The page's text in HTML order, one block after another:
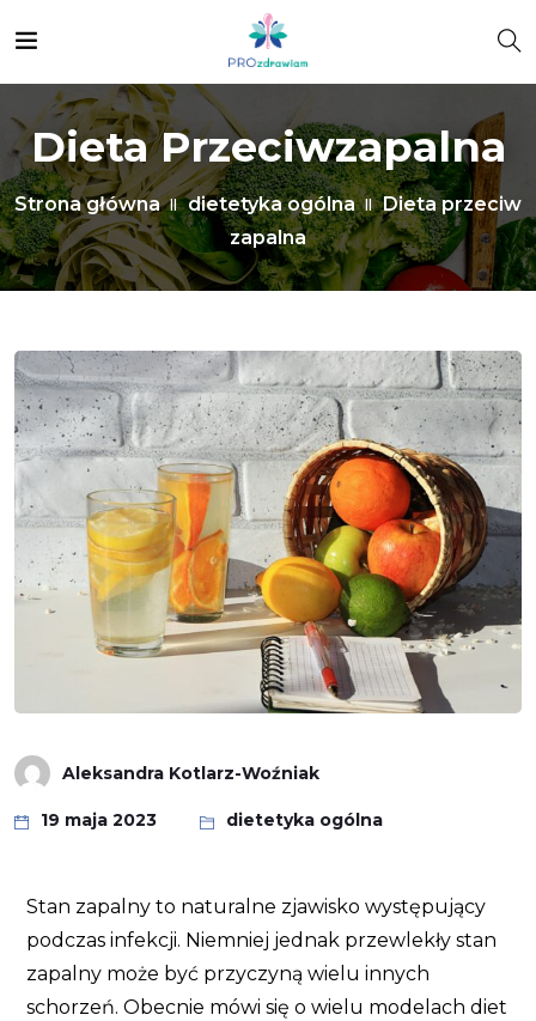
Dieta Przeciwzapalna
Strona główna dietetyka ogólna
Dieta przeciw
zapalna
Aleksandra Kotlarz-Woźniak
19 maja 2023 dietetyka ogólna
Stan zapalny to naturalne zjawisko występujący
podczas infekcji. Niemniej jednak przewlekły stan
zapalny może być przyczyną wielu innych
schorzeń. Obecnie mówi się o wielu modelach diet